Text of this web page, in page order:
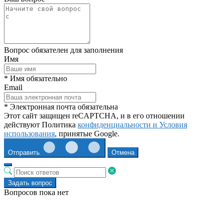
Вопрос обязателен для заполнения
Имя
* Имя обязательно
Email
* Электронная почта обязательна
Этот сайт защищен reCAPTCHA, и в его отношении
действуют Политика конфиденциальности и Условия
использования, принятые Google.
Отправить Отмена
Задать вопрос
Вопросов пока нет